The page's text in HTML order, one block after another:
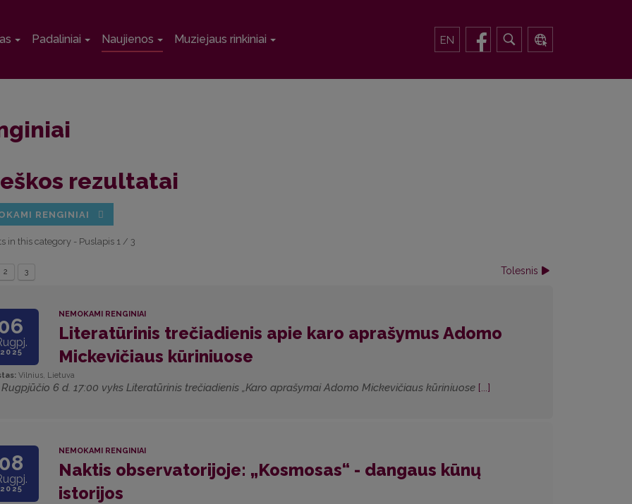
Padaliniai Naujienos Muziejaus rinkiniai EN
rezultatai
RENGINIAI
in this category - Puslapis 1 / 3
2 3 Tolesnis
2025
NEMOKAMI RENGINIAI
Literatūrinis trečiadienis apie karo aprašymus Adomo
Mickevičiaus kūriniuose
Vilnius, Lietuva
Rugpjūčio 6 d. 17:00 vyks Literatūrinis trečiadienis „Karo aprašymai Adomo Mickevičiaus kūriniuose [...]
2025
NEMOKAMI RENGINIAI
Naktis observatorijoje: „Kosmosas“ - dangaus kūnų
istorijos